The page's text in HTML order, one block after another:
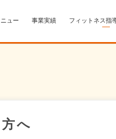
ュー 事業実績 フィットネス指
へ